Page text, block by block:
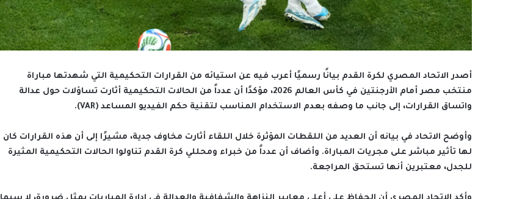
أصدر الاتحاد المصري لكرة القدم بيانًا رسميًا أعرب فيه عن استيائه من القرارات التحكيمية التي شهدتها مباراة
منتخب مصر أمام الأرجنتين في كأس العالم 2026، مؤكدًا أن عدداً من الحالات التحكيمية أثارت تساؤلات حول عدالة
واتساق القرارات، إلى جانب ما وصفه بعدم الاستخدام المناسب لتقنية حكم الفيديو المساعد (VAR).
وأوضح الاتحاد في بيانه أن العديد من اللقطات المؤثرة خلال اللقاء أثارت مخاوف جدية، مشيرًا إلى أن هذه القرارات كان
لها تأثير مباشر على مجريات المباراة. وأضاف أن عدداً من خبراء ومحللي كرة القدم تناولوا الحالات التحكيمية المثيرة
للجدل، معتبرين أنها تستحق المراجعة.